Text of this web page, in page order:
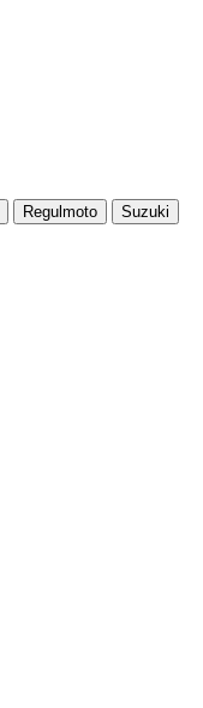
Regulmoto
Suzuki